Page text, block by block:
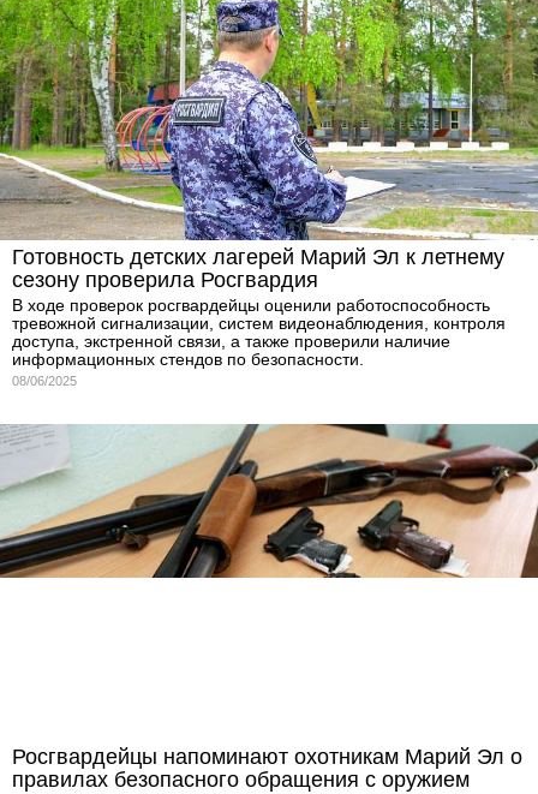
Готовность детских лагерей Марий Эл к летнему
сезону проверила Росгвардия
В ходе проверок росгвардейцы оценили работоспособность
тревожной сигнализации, систем видеонаблюдения, контроля
доступа, экстренной связи, а также проверили наличие
информационных стендов по безопасности.
08/06/2025
Росгвардейцы напоминают охотникам Марий Эл о
правилах безопасного обращения с оружием